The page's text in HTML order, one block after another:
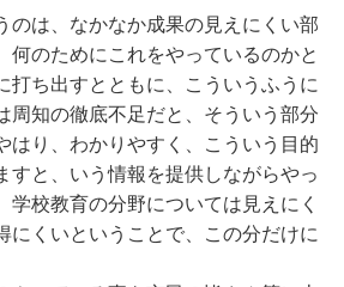
のは、なかなか成果の見えにくい部
何のためにこれをやっているのかと
打ち出すとともに、こういうふうに
周知の徹底不足だと、そういう部分
はり、わかりやすく、こういう目的
すと、いう情報を提供しながらやっ
学校教育の分野については見えにく
にくいということで、この分だけに